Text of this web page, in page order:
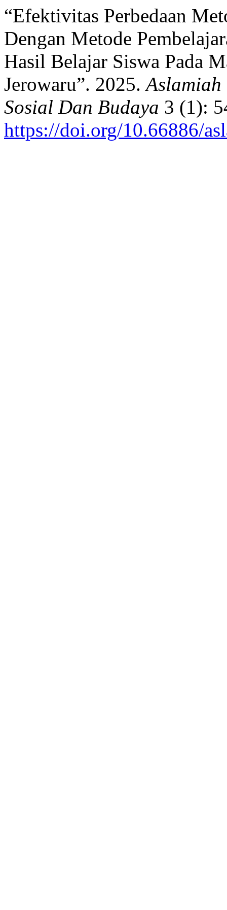
“Efektivitas Perbedaan
Dengan Metode
Hasil Belajar Siswa Pada
Jerowaru”. 2025.
Sosial Dan Budaya 3 (1):
https://doi.org/10.66886/